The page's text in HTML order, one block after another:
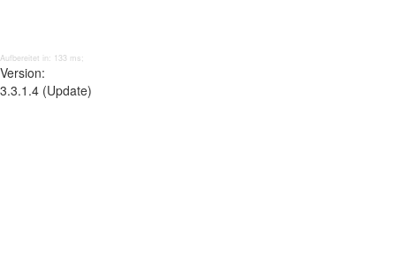
Aufbereitet in: 133 ms;
Version:
3.3.1.4 (Update)